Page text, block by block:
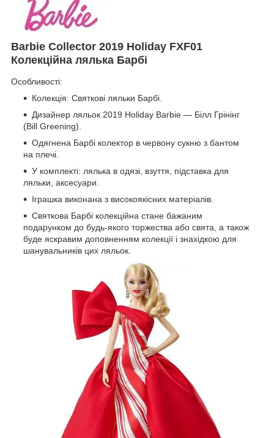
Barbie Collector 2019 Holiday FXF01
Колекційна лялька Барбі
Особливості:
Колекція: Святкові ляльки Барбі.
Дизайнер ляльок 2019 Holiday Barbie — Білл Грінінг
(Bill Greening).
Одягнена Барбі колектор в червону сукню з бантом
на плечі.
У комплекті: лялька в одязі, взуття, підставка для
ляльки, аксесуари.
Іграшка виконана з високоякісних матеріалів.
Святкова Барбі колекційна стане бажаним
подарунком до будь-якого торжества або свята, а також
буде яскравим доповненням колекції і знахідкою для
шанувальників цих ляльок.